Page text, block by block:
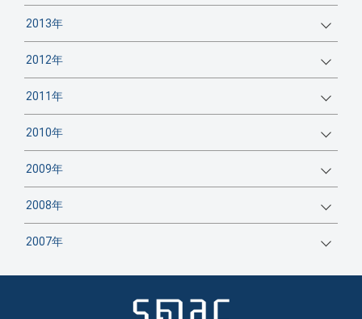
2013年
2012年
2011年
2010年
2009年
2008年
2007年